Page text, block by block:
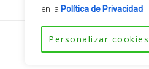
en la Política de Privacidad
Personalizar cookies